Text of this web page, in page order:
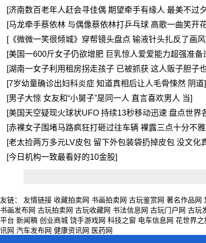
[济南数百老年人赶会寻佳偶 期望牵手有缘人 最美不过
[马龙牵手蔡依林 与偶像蔡依林打乒乓球 高歌一曲笑开
[《微微一笑很倾城》穿帮镜头盘点 输液针头扎反了画风]
[美国一600斤女子仍欲增肥 巨乳惊人爱爱能力超强准备
[湖南一女子利用租房拐走孩子 已被抓获 这人贩子胆子
[7岁幼童确诊出妇科炎症 知道真相后让人毛骨悚然 阴道]
[男子大惊 女友和“小舅子”是同一人 直言喜欢男人 当]
[美国天空疑现火球状UFO 持续13秒移动迅速 盘点世界
[赤裸女子围堵马路疯狂打砸过往车辆 裸露三点十分不雅]
[老太捡两万多元LV皮包 留下外包装袋扔掉皮包 没文化
[今日机构一致最看好的10金股]
友链： 友情链接 收藏拍卖网 书画拍卖网 古玩鉴赏网 著名作品网
书画发布网 古玩拍卖网 古玩收藏网 书法信息网 古玩门户网 古玩
平台 新闻稿 创业商城 饶手游戏网 科技之窗 电车信息网 花世界之
讯网 汽车发布网 健康资讯网 医药网